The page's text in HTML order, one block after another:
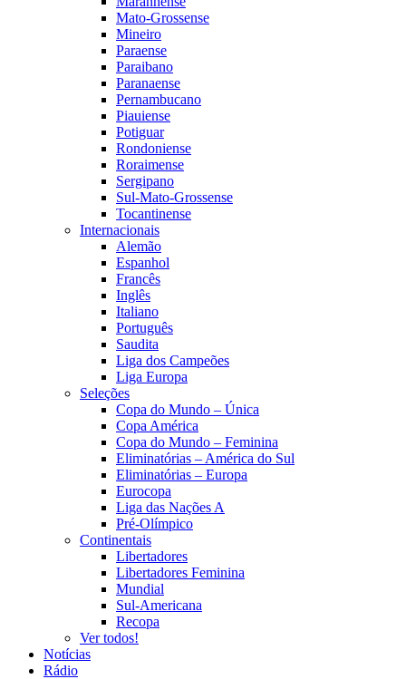
Mato-Grossense
Mineiro
Paraense
Paraibano
Paranaense
Pernambucano
Piauiense
Potiguar
Rondoniense
Roraimense
Sergipano
Sul-Mato-Grossense
Tocantinense
Internacionais
Alemão
Espanhol
Francês
Inglês
Italiano
Português
Saudita
Liga dos Campeões
Liga Europa
Seleções
Copa do Mundo – Única
Copa América
Copa do Mundo – Feminina
Eliminatórias – América do Sul
Eliminatórias – Europa
Eurocopa
Liga das Nações A
Pré-Olímpico
Continentais
Libertadores
Libertadores Feminina
Mundial
Sul-Americana
Recopa
Ver todos!
Notícias
Rádio